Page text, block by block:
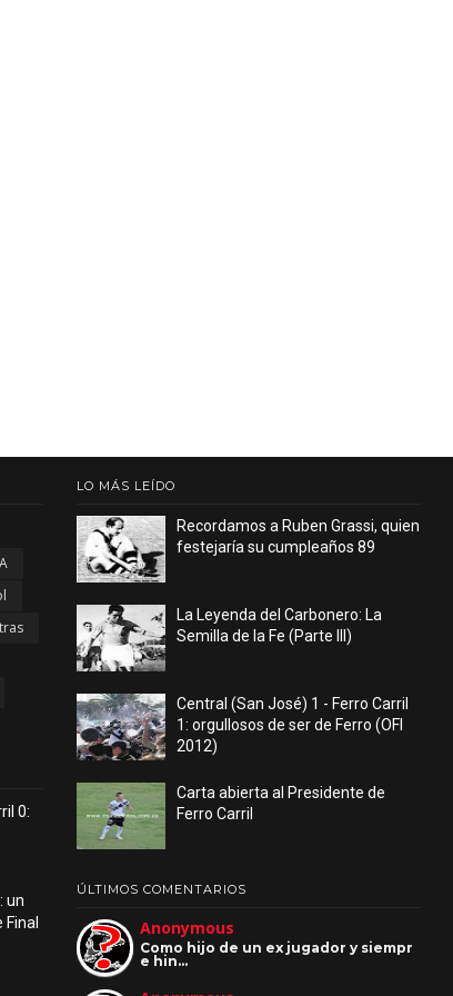
0:
un
LO MÁS LEÍDO
Recordamos a Ruben Grassi, quien
festejaría su cumpleaños 89
La Leyenda del Carbonero: La
Semilla de la Fe (Parte III)
Central (San José) 1 - Ferro Carril
1: orgullosos de ser de Ferro (OFI
2012)
Carta abierta al Presidente de
Ferro Carril
ÚLTIMOS COMENTARIOS
Anonymous
Como hijo de un ex jugador y siempr
e hin…